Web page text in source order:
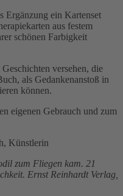
Ergänzung ein Kartenset
aus festem
schönen Farbigkeit
versehen, die
als Gedankenanstoß in
können.
eigenen Gebrauch und zum
Künstlerin
zum Fliegen kam. 21
Ernst Reinhardt Verlag,